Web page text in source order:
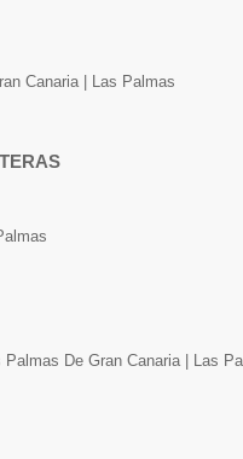
Canaria | Las Palmas
De Gran Canaria | Las